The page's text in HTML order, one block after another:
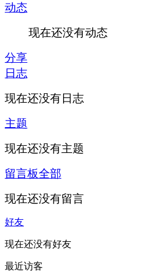
动态
现在还没有动态
分享
日志
现在还没有日志
主题
现在还没有主题
留言板全部
现在还没有留言
好友
现在还没有好友
最近访客